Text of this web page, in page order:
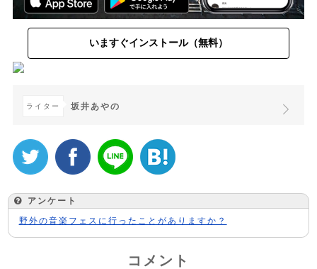
いますぐインストール（無料）
ライター 坂井あやの
アンケート
野外の音楽フェスに行ったことがありますか？
コメント